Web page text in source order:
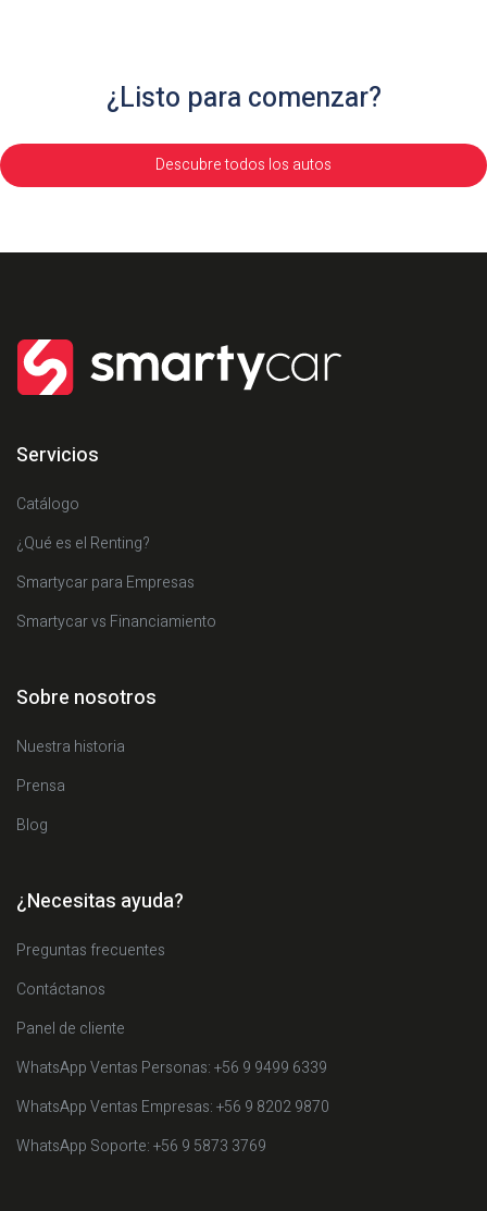
¿Listo para comenzar?
Descubre todos los autos
Servicios
Catálogo
¿Qué es el Renting?
Smartycar para Empresas
Smartycar vs Financiamiento
Sobre nosotros
Nuestra historia
Prensa
Blog
¿Necesitas ayuda?
Preguntas frecuentes
Contáctanos
Panel de cliente
WhatsApp Ventas Personas: +56 9 9499 6339
WhatsApp Ventas Empresas: +56 9 8202 9870
WhatsApp Soporte: +56 9 5873 3769